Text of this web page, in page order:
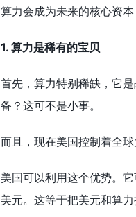
算力会成为未来的核心资本
1. 算力是稀有的宝贝
首先，算力特别稀缺，它
备？这可不是小事。
而且，现在美国控制着全
美国可以利用这个优势。
美元。这等于把美元和算